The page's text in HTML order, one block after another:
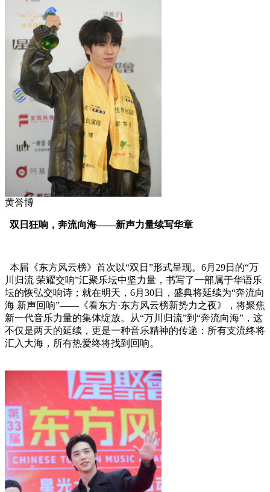
黄誉博
双日狂响，奔流向海——新声力量续写华章
本届《东方风云榜》首次以“双日”形式呈现。6月29日的“万
川归流 荣耀交响”汇聚乐坛中坚力量，书写了一部属于华语乐
坛的恢弘交响诗；就在明天，6月30日，盛典将延续为“奔流向
海 新声回响”——《看东方·东方风云榜新势力之夜》，将聚焦
新一代音乐力量的集体绽放。从“万川归流”到“奔流向海”，这
不仅是两天的延续，更是一种音乐精神的传递：所有支流终将
汇入大海，所有热爱终将找到回响。